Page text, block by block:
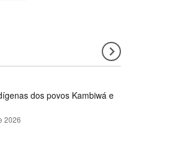
dos povos Kambiwá e
2026